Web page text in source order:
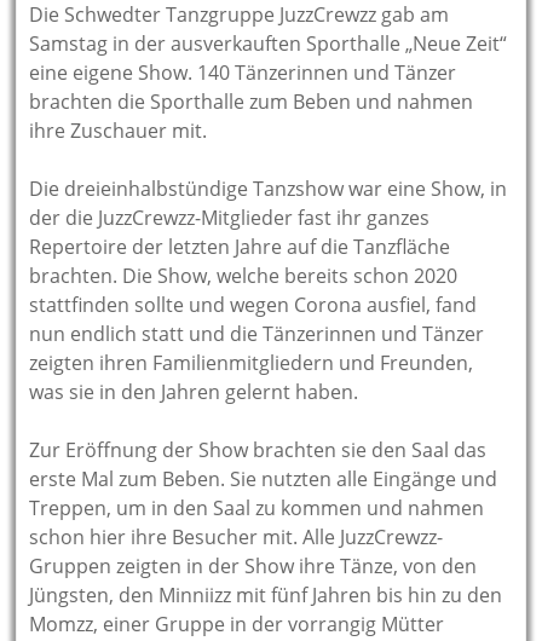
Die Schwedter Tanzgruppe JuzzCrewzz gab am
Samstag in der ausverkauften Sporthalle „Neue Zeit“
eine eigene Show. 140 Tänzerinnen und Tänzer
brachten die Sporthalle zum Beben und nahmen
ihre Zuschauer mit.
Die dreieinhalbstündige Tanzshow war eine Show, in
der die JuzzCrewzz-Mitglieder fast ihr ganzes
Repertoire der letzten Jahre auf die Tanzfläche
brachten. Die Show, welche bereits schon 2020
stattfinden sollte und wegen Corona ausfiel, fand
nun endlich statt und die Tänzerinnen und Tänzer
zeigten ihren Familienmitgliedern und Freunden,
was sie in den Jahren gelernt haben.
Zur Eröffnung der Show brachten sie den Saal das
erste Mal zum Beben. Sie nutzten alle Eingänge und
Treppen, um in den Saal zu kommen und nahmen
schon hier ihre Besucher mit. Alle JuzzCrewzz-
Gruppen zeigten in der Show ihre Tänze, von den
Jüngsten, den Minniizz mit fünf Jahren bis hin zu den
Momzz, einer Gruppe in der vorrangig Mütter